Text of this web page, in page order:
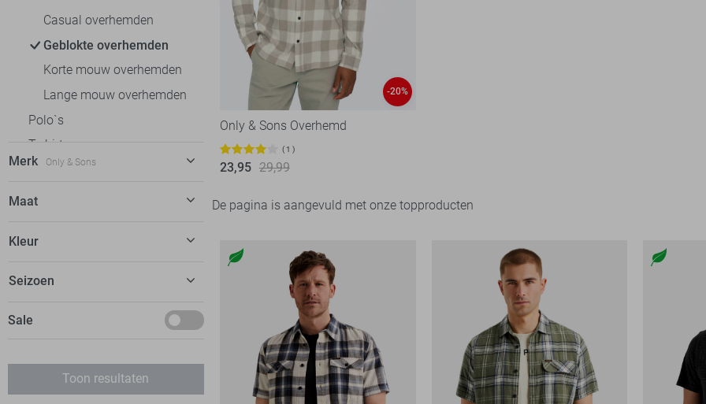
Casual overhemden
Geblokte overhemden
Korte mouw overhemden
Lange mouw overhemden
Polo`s
T-shirts
Truien
Jassen
Loungewear
Merk Only & Sons
Cast Iron 52
Jack & Jones
NZA
PME legend
State of Art 59
Maat
XS
M
XXL
Kleur
Beige
Seizoen
Basics
Sale
Toon resultaten
-20%
Only & Sons Overhemd
1
23,95 29,99
De pagina is aangevuld met onze topproducten